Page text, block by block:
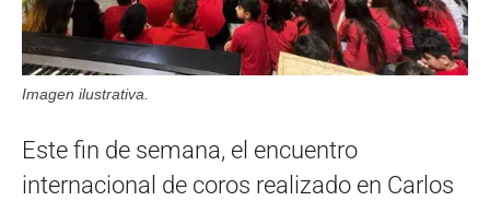
Imagen ilustrativa.
Este fin de semana, el encuentro
internacional de coros realizado en Carlos